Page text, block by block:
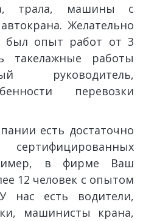
трала, машины с
Желательно
был опыт работ от 3
такелажные работы
руководитель,
перевозки
есть достаточно
в фирме Ваш
12 человек с опытом
есть водители,
машинисты крана,